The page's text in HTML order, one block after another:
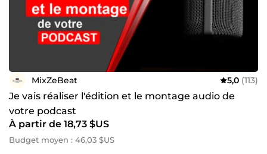
MixZeBeat 5,0 (113)
Je vais réaliser l'édition et le montage audio de
votre podcast
À partir de 18,73 $US
Budget moyen : 46,03 $US